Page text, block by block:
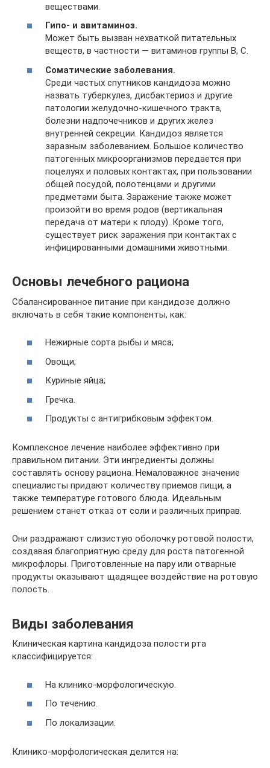
веществами.
Гипо- и авитаминоз.
Может быть вызван нехваткой питательных
веществ, в частности — витаминов группы B, C.
Соматические заболевания.
Среди частых спутников кандидоза можно
назвать туберкулез, дисбактериоз и другие
патологии желудочно-кишечного тракта,
болезни надпочечников и других желез
внутренней секреции. Кандидоз является
заразным заболеванием. Большое количество
патогенных микроорганизмов передается при
поцелуях и половых контактах, при пользовании
общей посудой, полотенцами и другими
предметами быта. Заражение также может
произойти во время родов (вертикальная
передача от матери к плоду). Кроме того,
существует риск заражения при контактах с
инфицированными домашними животными.
Основы лечебного рациона
Сбалансированное питание при кандидозе должно
включать в себя такие компоненты, как:
Нежирные сорта рыбы и мяса;
Овощи;
Куриные яйца;
Гречка.
Продукты с антигрибковым эффектом.
Комплексное лечение наиболее эффективно при
правильном питании. Эти ингредиенты должны
составлять основу рациона. Немаловажное значение
специалисты придают количеству приемов пищи, а
также температуре готового блюда. Идеальным
решением станет отказ от соли и различных приправ.
Они раздражают слизистую оболочку ротовой полости,
создавая благоприятную среду для роста патогенной
микрофлоры. Приготовленные на пару или отварные
продукты оказывают щадящее воздействие на ротовую
полость.
Виды заболевания
Клиническая картина кандидоза полости рта
классифицируется:
На клинико-морфологическую.
По течению.
По локализации.
Клинико-морфологическая делится на: